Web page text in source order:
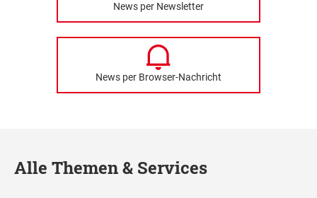
News per Newsletter
News per Browser-Nachricht
Alle Themen & Services